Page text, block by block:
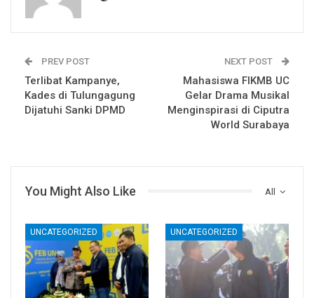
PREV POST
Terlibat Kampanye,
Kades di Tulungagung
Dijatuhi Sanki DPMD
NEXT POST
Mahasiswa FIKMB UC
Gelar Drama Musikal
Menginspirasi di Ciputra
World Surabaya
All
You Might Also Like
UNCATEGORIZED UNCATEGORIZED